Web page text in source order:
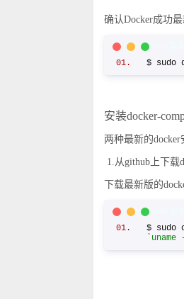
确认Docker成功最
C/C++ Code
$ sudo
安装docker-
两种最新的
1.从github上下载
下载最新版的
C/C++ Code
$ sudo